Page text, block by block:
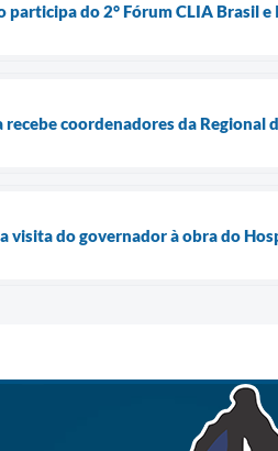
participa do 2° Fórum CLIA Brasil
coordenadores da Regional
visita do governador à obra do